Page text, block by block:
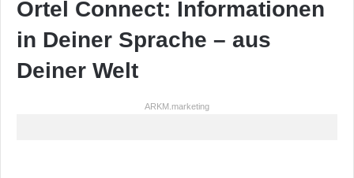
Ortel Connect: Informationen
in Deiner Sprache – aus
Deiner Welt
ARKM.marketing